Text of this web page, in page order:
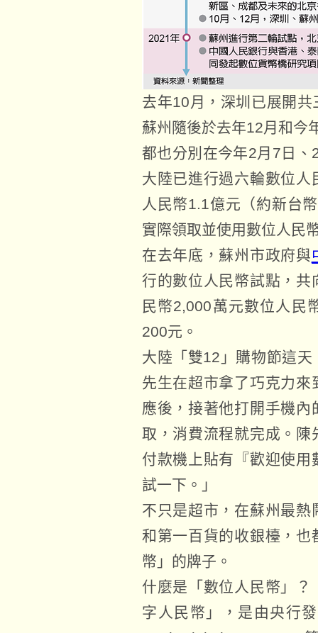
去年10月，深圳已展開共
蘇州隨後於去年12月和今
都也分別在今年2月7日
大陸已進行過六輪數位
人民幣1.1億元（約新台
實際領取並使用數位人民
在去年底，蘇州市政府與
行的數位人民幣試點，共
民幣2,000萬元數位人民
200元。
大陸「雙12」購物節這
先生在超市拿了巧克力
應後，接著他打開手機
取，消費流程就完成。陳
付款機上貼有『歡迎使
試一下。」
不只是超市，在蘇州最
和第一百貨的收銀檯，也
幣」的牌子。
什麼是「數位人民幣」
字人民幣」，是由央行